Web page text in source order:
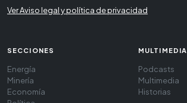
Ver Aviso legal y política de privacidad
SECCIONES
Energía
Minería
Economía
MULTIMEDIA
Podcasts
Multimedia
Historias